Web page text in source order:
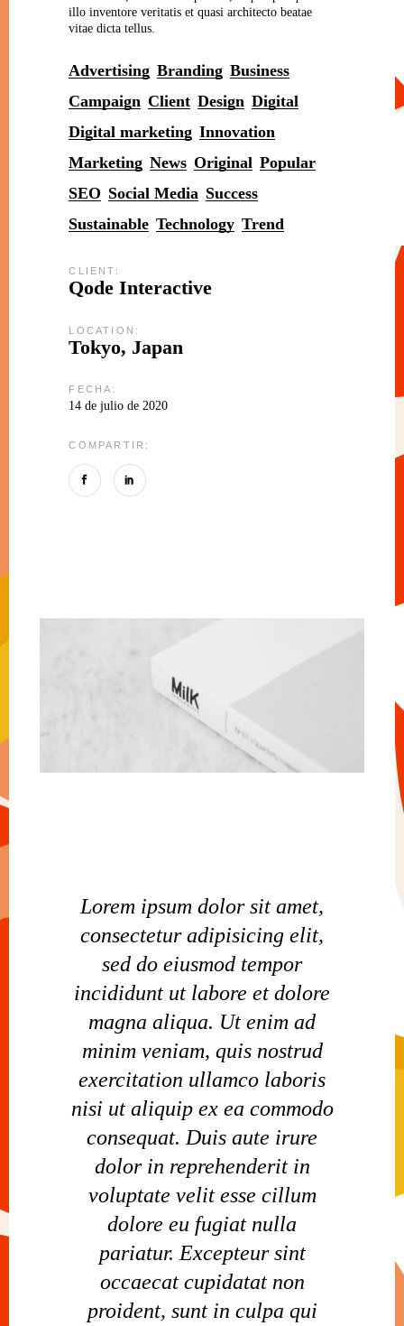
illo inventore veritatis et quasi architecto beatae
vitae dicta tellus.
Advertising Branding Business
Campaign Client Design Digital
Digital marketing Innovation
Marketing News Original Popular
SEO Social Media Success
Sustainable Technology Trend
CLIENT:
Qode Interactive
LOCATION:
Tokyo, Japan
FECHA:
14 de julio de 2020
COMPARTIR:
Lorem ipsum dolor sit amet,
consectetur adipisicing elit,
sed do eiusmod tempor
incididunt ut labore et dolore
magna aliqua. Ut enim ad
minim veniam, quis nostrud
exercitation ullamco laboris
nisi ut aliquip ex ea commodo
consequat. Duis aute irure
dolor in reprehenderit in
voluptate velit esse cillum
dolore eu fugiat nulla
pariatur. Excepteur sint
occaecat cupidatat non
proident, sunt in culpa qui